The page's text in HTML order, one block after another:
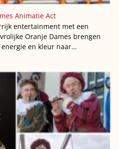
Animatie Act
entertainment met een
Oranje Dames brengen
en kleur naar…